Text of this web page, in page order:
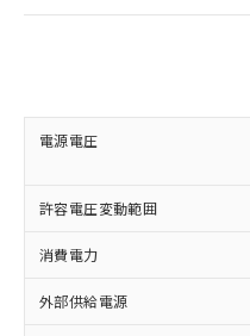
電源電圧
許容電圧変動範囲
消費電力
外部供給電源